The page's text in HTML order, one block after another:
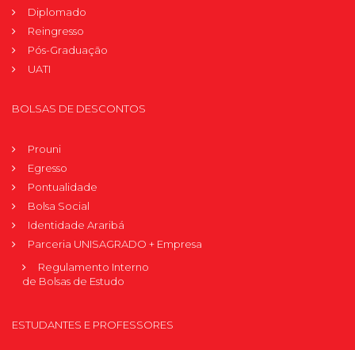
Diplomado
Reingresso
Pós-Graduação
UATI
BOLSAS DE DESCONTOS
Prouni
Egresso
Pontualidade
Bolsa Social
Identidade Araribá
Parceria UNISAGRADO + Empresa
Regulamento Interno
de Bolsas de Estudo
ESTUDANTES E PROFESSORES